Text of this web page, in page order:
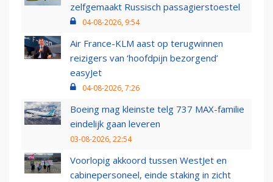
zelfgemaakt Russisch passagierstoestel
04-08-2026, 9:54
Air France-KLM aast op terugwinnen
reizigers van ‘hoofdpijn bezorgend’
easyJet
04-08-2026, 7:26
Boeing mag kleinste telg 737 MAX-familie
eindelijk gaan leveren
03-08-2026, 22:54
Voorlopig akkoord tussen WestJet en
cabinepersoneel, einde staking in zicht